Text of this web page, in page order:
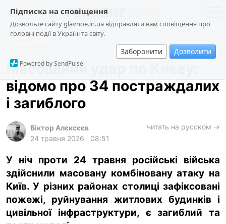
Підписка на сповіщення
Дозвольте сайту glavnoe.in.ua відправляти вам сповіщення про
головні події в Україні та світу.
Заборонити Дозволити
Powered by SendPulse
новини
про проєкт
суспільство
події
лонгріди
архів
gambling
Події
Масований удар по Києву:
відомо про 34 постраждалих
і загиблого
Віктор Алєксєєв
24 травня 2026
08:51
читать на русском →
У ніч проти 24 травня російські війська
здійснили масовану комбіновану атаку на
Київ. У різних районах столиці зафіксовані
пожежі, руйнування житлових будинків і
цивільної інфраструктури, є загиблий та